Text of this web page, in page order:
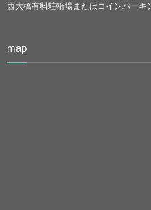
西大橋有料駐輪場またはコインパーキ
map